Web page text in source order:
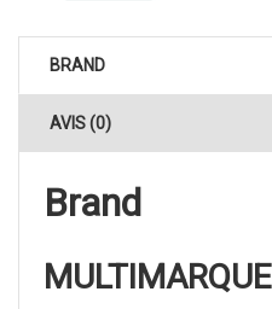
BRAND
AVIS (0)
Brand
MULTIMARQUE